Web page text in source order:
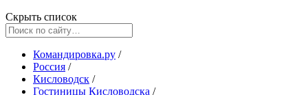
Скрыть список
Командировка.ру /
Россия /
Кисловодск /
Гостиницы Кисловодска /